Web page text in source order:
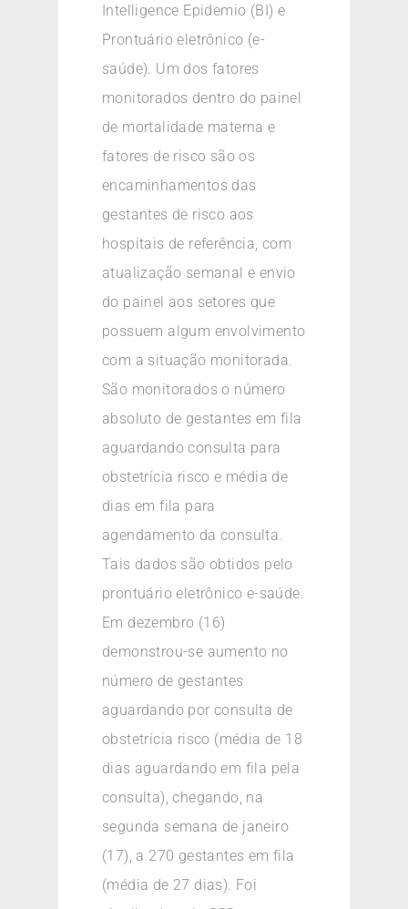
Intelligence Epidemio (BI) e
Prontuário eletrônico (e-
saúde). Um dos fatores
monitorados dentro do painel
de mortalidade materna e
fatores de risco são os
encaminhamentos das
gestantes de risco aos
hospitais de referência, com
atualização semanal e envio
do painel aos setores que
possuem algum envolvimento
com a situação monitorada.
São monitorados o número
absoluto de gestantes em fila
aguardando consulta para
obstetrícia risco e média de
dias em fila para
agendamento da consulta.
Tais dados são obtidos pelo
prontuário eletrônico e-saúde.
Em dezembro (16)
demonstrou-se aumento no
número de gestantes
aguardando por consulta de
obstetrícia risco (média de 18
dias aguardando em fila pela
consulta), chegando, na
segunda semana de janeiro
(17), a 270 gestantes em fila
(média de 27 dias). Foi